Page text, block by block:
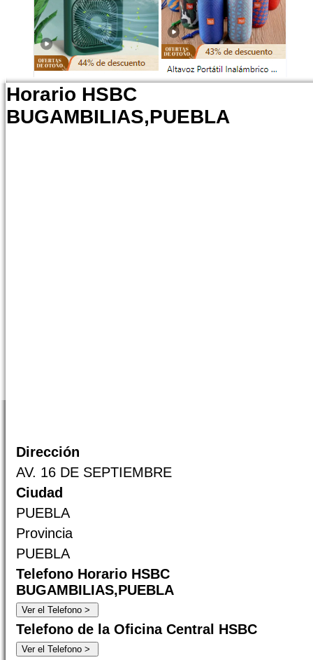
Horario HSBC
BUGAMBILIAS,PUEBLA
Dirección
AV. 16 DE SEPTIEMBRE
Ciudad
PUEBLA
Provincia
PUEBLA
Telefono Horario HSBC
BUGAMBILIAS,PUEBLA
Telefono de la Oficina Central HSBC